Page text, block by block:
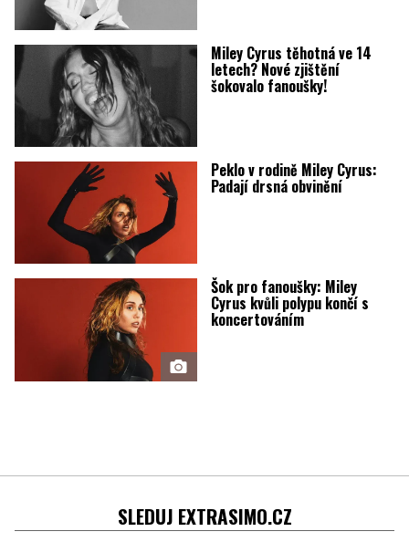
Miley Cyrus těhotná ve 14
letech? Nové zjištění
šokovalo fanoušky!
Peklo v rodině Miley Cyrus:
Padají drsná obvinění
Šok pro fanoušky: Miley
Cyrus kvůli polypu končí s
koncertováním
SLEDUJ EXTRASIMO.CZ